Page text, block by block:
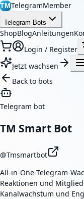
TMTelegramMember
Telegram Bots
ShopBlogAnleitungen
Login / Register
Jetzt wachsen
Back to bots
Telegram bot
TM Smart Bot
@Tmsmartbot
All-in-One-Telegram-
Reaktionen und
Kanalwachstum und